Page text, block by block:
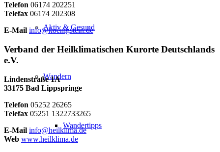
Aktiv & Gesund
Wandern
Wandertipps
Telefon 06174 202251
Telefax 06174 202308
E-Mail info@koenigstein.de
Verband der Heilklimatischen Kurorte Deutschlands
e.V.
Lindenstraße 1A
33175 Bad Lippspringe
Telefon 05252 26265
Telefax 05251 1322733265
E-Mail info@heilklima.de
Web www.heilklima.de